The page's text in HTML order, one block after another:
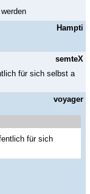
Hampti
semteX
für sich selbst a
voyager
für sich